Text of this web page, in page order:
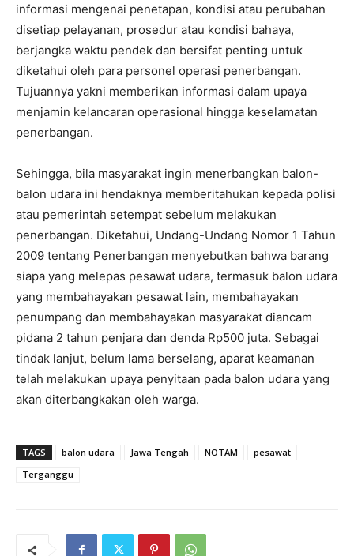
informasi mengenai penetapan, kondisi atau perubahan
disetiap pelayanan, prosedur atau kondisi bahaya,
berjangka waktu pendek dan bersifat penting untuk
diketahui oleh para personel operasi penerbangan.
Tujuannya yakni memberikan informasi dalam upaya
menjamin kelancaran operasional hingga keselamatan
penerbangan.
Sehingga, bila masyarakat ingin menerbangkan balon-
balon udara ini hendaknya memberitahukan kepada polisi
atau pemerintah setempat sebelum melakukan
penerbangan. Diketahui, Undang-Undang Nomor 1 Tahun
2009 tentang Penerbangan menyebutkan bahwa barang
siapa yang melepas pesawat udara, termasuk balon udara
yang membahayakan pesawat lain, membahayakan
penumpang dan membahayakan masyarakat diancam
pidana 2 tahun penjara dan denda Rp500 juta. Sebagai
tindak lanjut, belum lama berselang, aparat keamanan
telah melakukan upaya penyitaan pada balon udara yang
akan diterbangkakan oleh warga.
TAGS balon udara Jawa Tengah NOTAM
pesawat
Terganggu